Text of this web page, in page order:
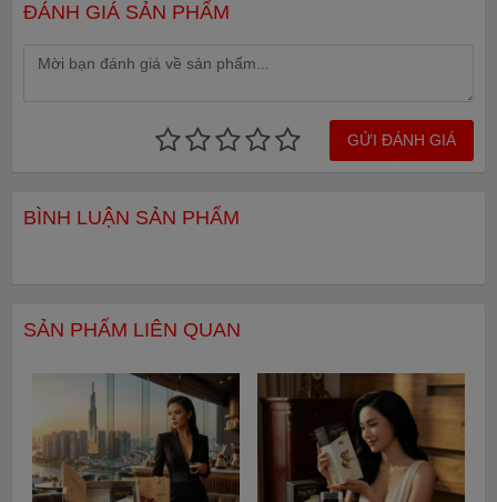
Cà phê Phin Giấy Trung Nguyên Fusion Blend( Hộp 10 gói)
Cà Phê Phin giấy Trung Nguyên Legend Fushion
Blendlà sự kết hợp độc đáo giữa hương vị cà phê thanh
ĐÁNH GIÁ SẢN PHẨM
GỬI ĐÁNH GIÁ
BÌNH LUẬN SẢN PHẨM
SẢN PHẨM LIÊN QUAN